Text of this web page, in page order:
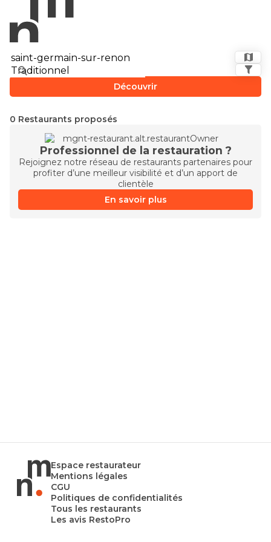
Découvrir
0 Restaurants proposés
Professionnel de la restauration ?
Rejoignez notre réseau de restaurants partenaires pour
profiter d’une meilleur visibilité et d’un apport de
clientèle
En savoir plus
Espace restaurateur
Mentions légales
CGU
Politiques de confidentialités
Tous les restaurants
Les avis RestoPro